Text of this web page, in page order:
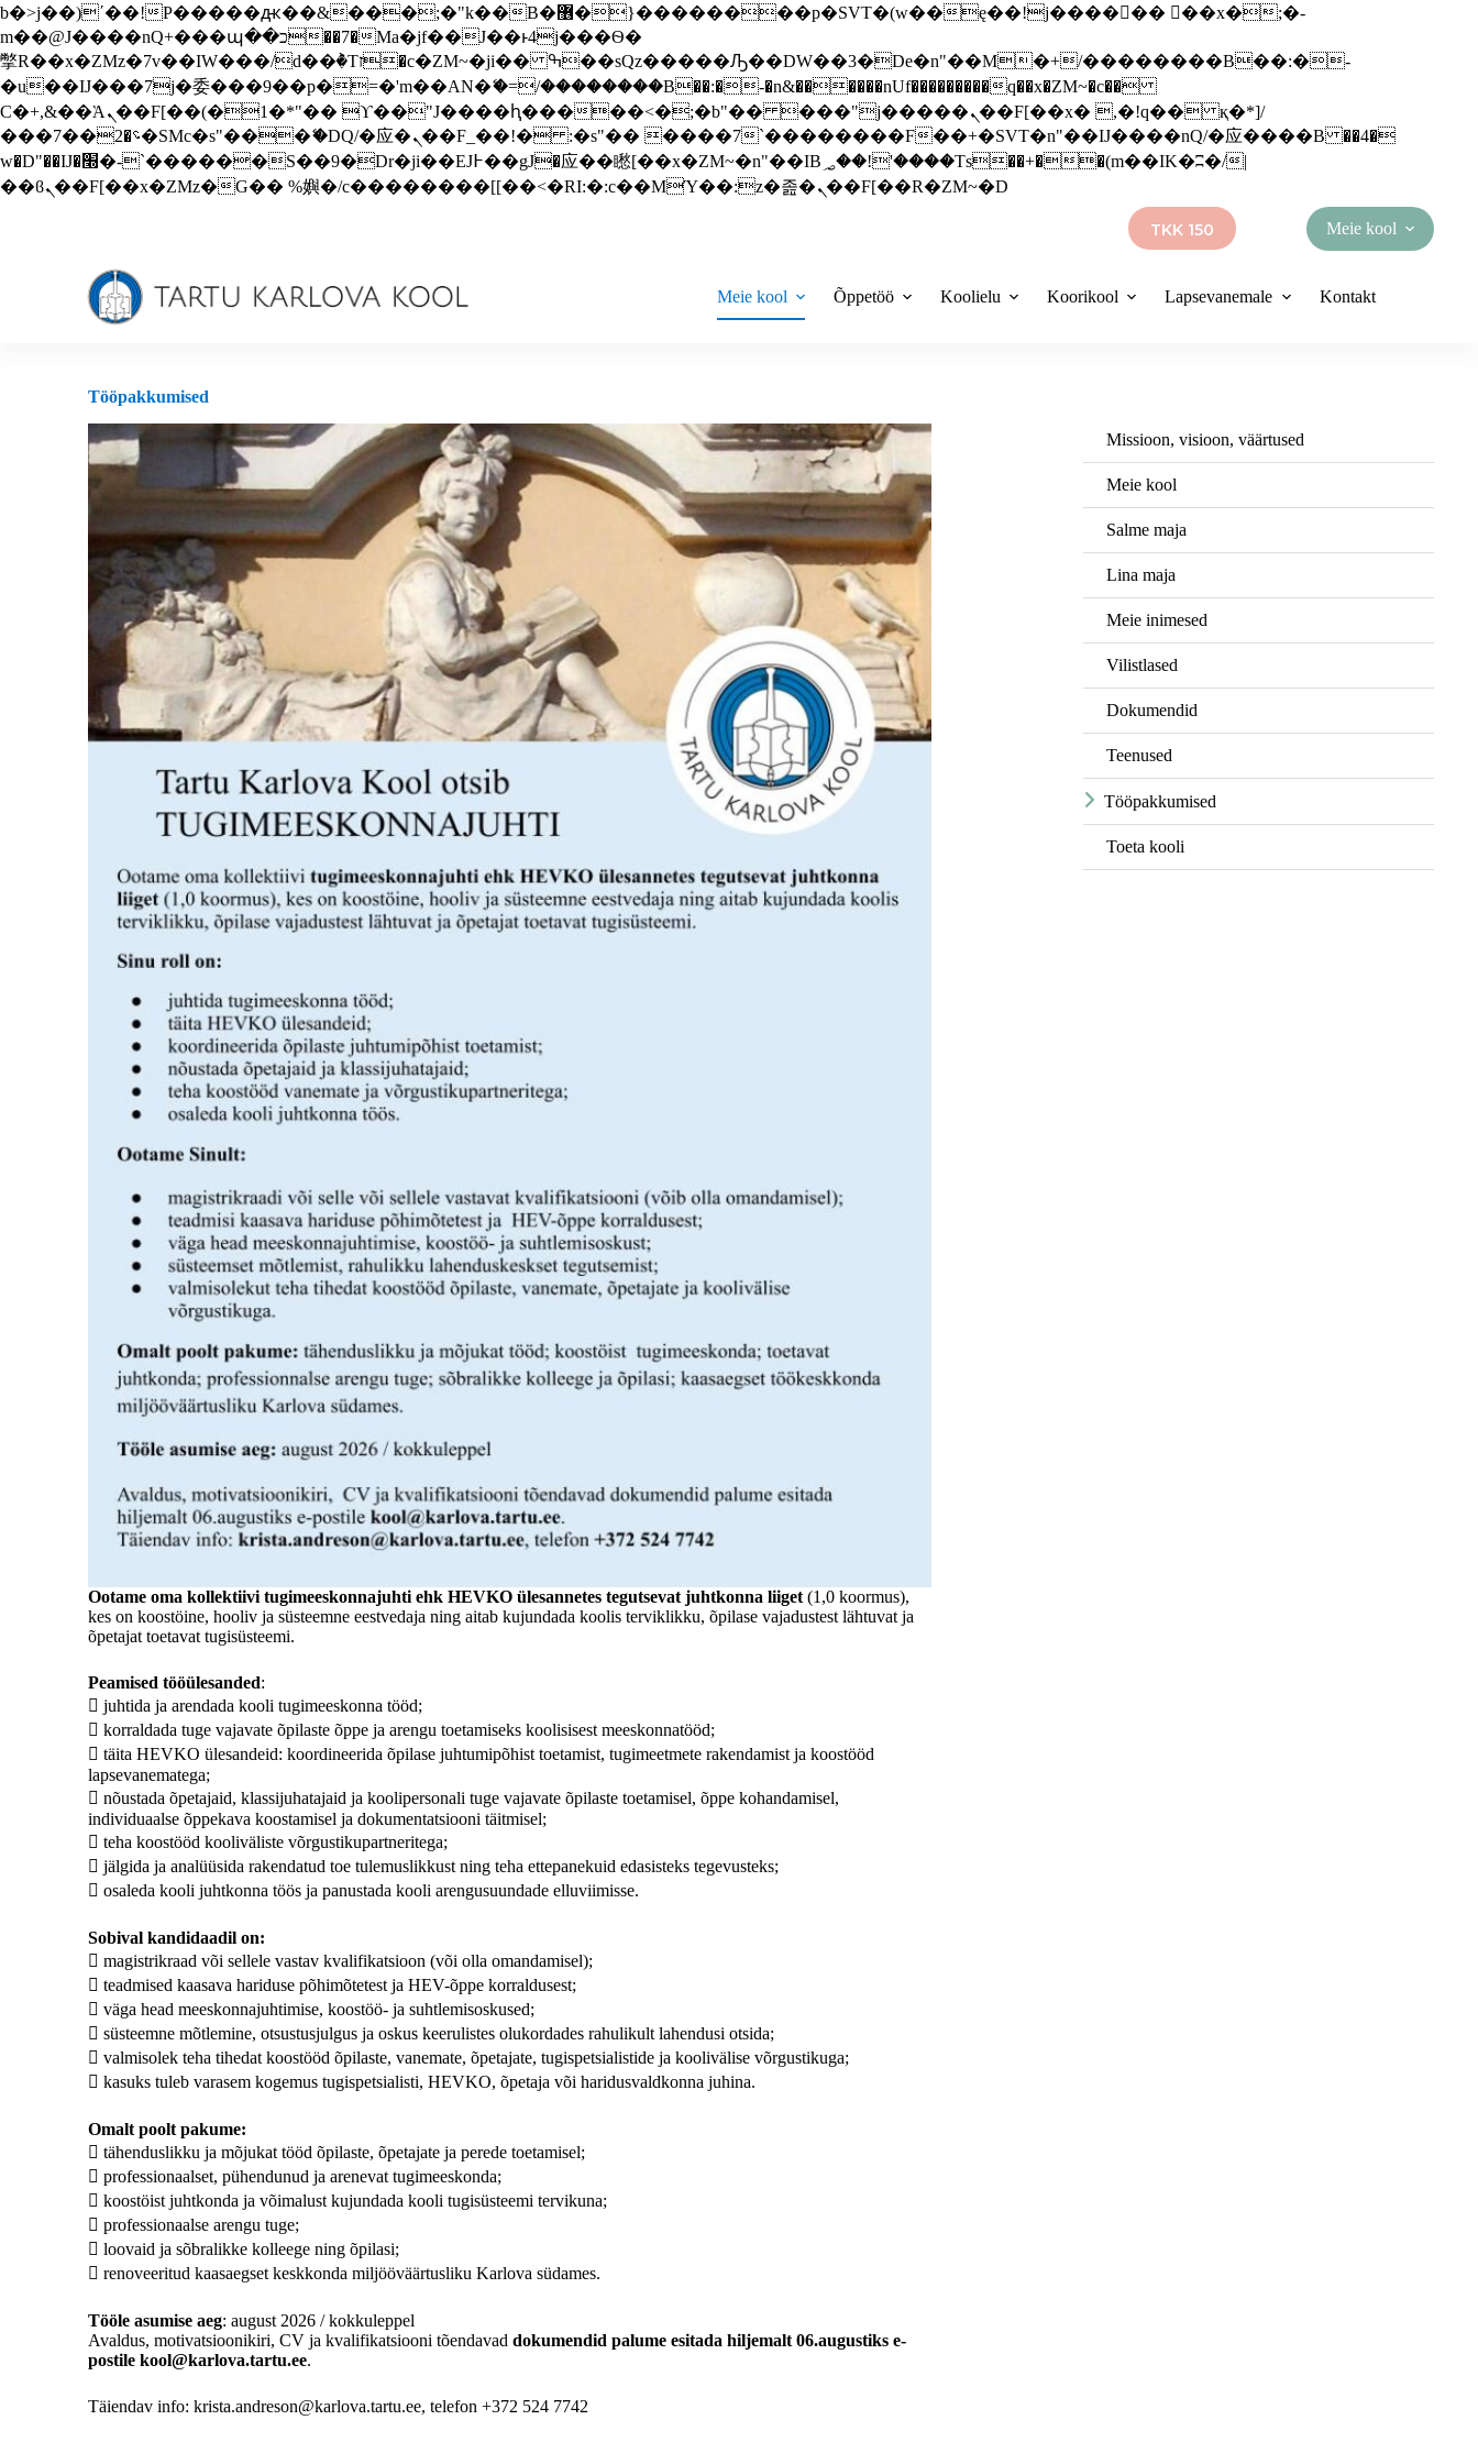
b�>j��)΄��!P�����ԫ��&���;�"k��B�޶�}��������p�SVT�(w��ę��!j������ ��x�;�-
m��@J����nQ+���պ��כ��7�Ma�jf��J��ͱ4j���Ѳ�
撆R��x�ZMz�7v��IW���/d��ٞ�Тז�c�ZM~�ji�� ߒ��sQz�����Ԡ��DW��3�De�n"��M�+/��������B��:�-
�u��IJ���7j�委���9��p�=�'m��AN�ޭ�=/��������B��:�-�n&������nUf���������q��x�ZM~�c��
Ϲ�+,&��Ὰܢ��F[��(�1�*"�� ϒ��"J����ԧ�����<�;�b"�� ���"j�����ܢ��F[��x� ,�!q�� қ�*]/
���؝�2��7�SMc�s"���ޭ�DQ/�应�ܢ��F_��!� :�s"�� ����7`��������F��+�SVT�n"��IJ����nQ/�应����B ��4�
w�D"��IJ�׭�-`������S��9�Dr�ji��EJ߅��gJ�应��矁[��x�ZM~�n"��IB؃��!'����Тѕ��+��(m��IK�ʭ�/|
��ϐܢ��F[��x�ZMz�G�� %嬩�/c��������[[��<�RI:�:c��MΎ��:z�졾�ܢ��F[��R�ZM~�D
S
k
i
p
o
c
o
n
t
TKK 150 Meie kool
Meie kool Õppetöö Koolielu Koorikool Lapsevanemale Kontakt
Tööpakkumised
Ootame oma kollektiivi tugimeeskonnajuhti ehk HEVKO ülesannetes tegutsevat juhtkonna liiget(1,0 koormus),
kes on koostöine, hooliv ja süsteemne eestvedaja ning aitab kujundada koolis terviklikku, õpilase vajadustest lähtuvat ja
õpetajat toetavat tugisüsteemi.
Peamised tööülesanded:
 juhtida ja arendada kooli tugimeeskonna tööd;
 korraldada tuge vajavate õpilaste õppe ja arengu toetamiseks koolisisest meeskonnatööd;
 täita HEVKO ülesandeid: koordineerida õpilase juhtumipõhist toetamist, tugimeetmete rakendamist ja koostööd
lapsevanematega;
 nõustada õpetajaid, klassijuhatajaid ja koolipersonali tuge vajavate õpilaste toetamisel, õppe kohandamisel,
individuaalse õppekava koostamisel ja dokumentatsiooni täitmisel;
 teha koostööd kooliväliste võrgustikupartneritega;
 jälgida ja analüüsida rakendatud toe tulemuslikkust ning teha ettepanekuid edasisteks tegevusteks;
 osaleda kooli juhtkonna töös ja panustada kooli arengusuundade elluviimisse.
Sobival kandidaadil on:
 magistrikraad või sellele vastav kvalifikatsioon (või olla omandamisel);
 teadmised kaasava hariduse põhimõtetest ja HEV-õppe korraldusest;
 väga head meeskonnajuhtimise, koostöö- ja suhtlemisoskused;
 süsteemne mõtlemine, otsustusjulgus ja oskus keerulistes olukordades rahulikult lahendusi otsida;
 valmisolek teha tihedat koostööd õpilaste, vanemate, õpetajate, tugispetsialistide ja koolivälise võrgustikuga;
 kasuks tuleb varasem kogemus tugispetsialisti, HEVKO, õpetaja või haridusvaldkonna juhina.
Omalt poolt pakume:
 tähenduslikku ja mõjukat tööd õpilaste, õpetajate ja perede toetamisel;
 professionaalset, pühendunud ja arenevat tugimeeskonda;
 koostöist juhtkonda ja võimalust kujundada kooli tugisüsteemi tervikuna;
 professionaalse arengu tuge;
 loovaid ja sõbralikke kolleege ning õpilasi;
 renoveeritud kaasaegset keskkonda miljööväärtusliku Karlova südames.
Tööle asumise aeg: august 2026 / kokkuleppel
Avaldus, motivatsioonikiri, CV ja kvalifikatsiooni tõendavaddokumendid palume esitada hiljemalt 06.augustiks e-
postile kool@karlova.tartu.ee.
Täiendav info: krista.andreson@karlova.tartu.ee, telefon +372 524 7742
Missioon, visioon, väärtused
Meie kool
Salme maja
Lina maja
Meie inimesed
Vilistlased
Dokumendid
Teenused
Tööpakkumised
Toeta kooli